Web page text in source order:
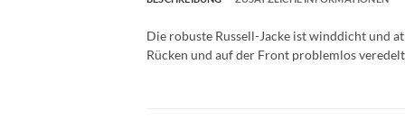
Die robuste Russell-Jacke ist winddicht und
Rücken und auf der Front problemlos